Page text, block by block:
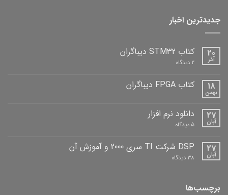
جدیدترین اخبار
20
آذر
کتاب STM32 دیباگران
2 دیدگاه برای
دیباگران 18
بهمن
کتاب FPGA دیباگران
کتاب
FPGA
دیباگران
ثبت
نشده 27
آبان
دانلود نرم افزار
5 دیدگاه برای
افزار 27
آبان
DSP شرکت TI سری 2000 و آموزش آن
38 دیدگاه برای
برچسب‌ها